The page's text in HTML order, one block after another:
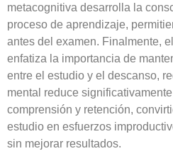
metacognitiva desarrolla la
proceso de aprendizaje,
antes del examen. Finalmente,
enfatiza la importancia de
entre el estudio y el descanso,
mental reduce
comprensión y retención,
estudio en esfuerzos
sin mejorar resultados.